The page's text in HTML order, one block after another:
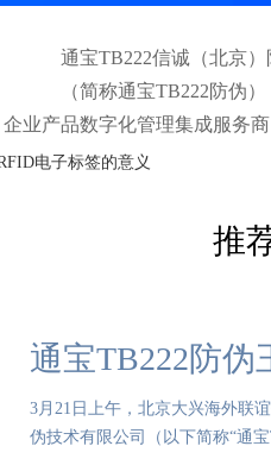
通宝TB222信诚（北京
（简称通宝TB222防伪
企业产品数字化管理集成服务
电子标签的意义
推
通宝TB222防
3月21日上午，北京大兴海外联
伪技术有限公司（以下简称“通